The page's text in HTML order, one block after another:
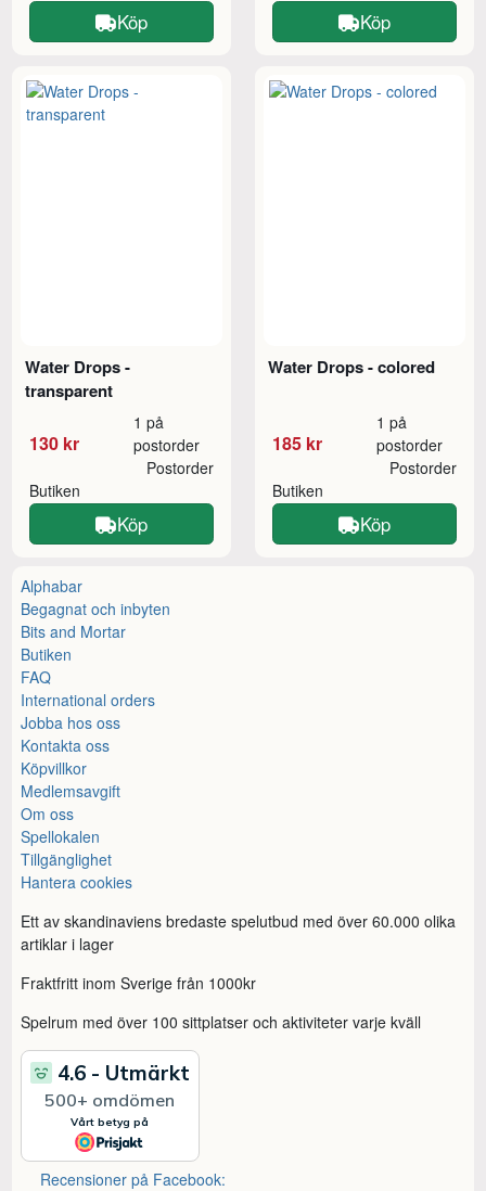
Köp Köp
Water Drops -
transparent
130 kr
1 på
postorder
Butiken
Postorder
Köp
Water Drops - colored
185 kr
1 på
postorder
Butiken
Postorder
Köp
Alphabar
Begagnat och inbyten
Bits and Mortar
Butiken
FAQ
International orders
Jobba hos oss
Kontakta oss
Köpvillkor
Medlemsavgift
Om oss
Spellokalen
Tillgänglighet
Hantera cookies
Ett av skandinaviens bredaste spelutbud med över 60.000 olika
artiklar i lager
Fraktfritt inom Sverige från 1000kr
Spelrum med över 100 sittplatser och aktiviteter varje kväll
Recensioner på Facebook: